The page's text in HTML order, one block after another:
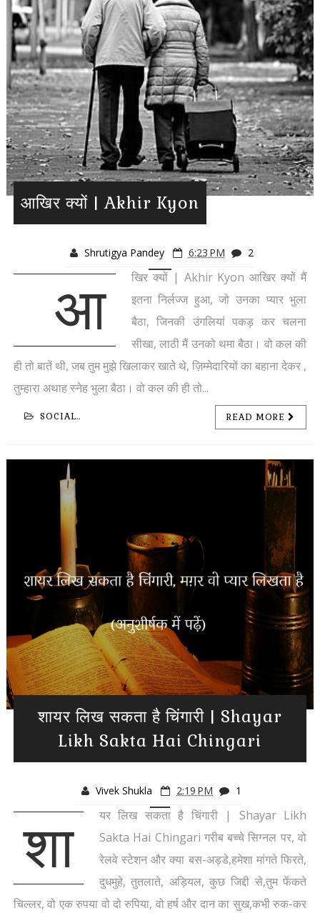
आखिर क्यों | Akhir Kyon
Shrutigya Pandey 6:23 PM 2
आ
खिर क्यों | Akhir Kyon आखिर क्यों मैं
इतना निर्लज्ज हुआ, जो उनका प्यार भुला
बैठा, जिनकी उंगलियां पकड़ कर चलना
सीखा, लाठी मैं उनको थमा बैठा। वो कल की
ही तो बातें थी, जब तुम मुझे खिलाकर खाते थे, ज़िम्मेदारियों का बहाना देकर ,
तुम्हारा अथाह स्नेह भुला बैठा। वो कल की ही तो...
SOCIAL.. READ MORE
शायर लिख सकता है चिंगारी | Shayar
Likh Sakta Hai Chingari
Vivek Shukla 2:19 PM 1
शा
यर लिख सकता है चिंगारी | Shayar Likh
Sakta Hai Chingari गरीब बच्चे सिग्नल पर, वो
रेलवे स्टेशन और क्या बस-अड्डे,हमेशा मांगते फिरते,
दुधमुहे, तुतलाते, अड़ियल, कुछ जिद्दी से,तुम फेंकते
चिल्लर, वो एक रुपया वो दो रुपिया, वो हर्ष और दान का सुख,कभी रुक-कर